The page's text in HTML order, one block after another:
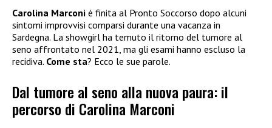
Carolina Marconi è finita al Pronto Soccorso dopo alcuni
sintomi improvvisi comparsi durante una vacanza in
Sardegna. La showgirl ha temuto il ritorno del tumore al
seno affrontato nel 2021, ma gli esami hanno escluso la
recidiva. Come sta? Ecco le sue parole.
Dal tumore al seno alla nuova paura: il
percorso di Carolina Marconi